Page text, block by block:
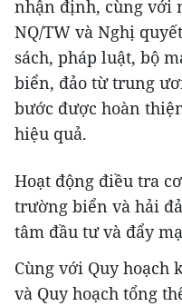
nhận định, cùng với
NQ/TW và Nghị
sách, pháp luật, bộ
biển, đảo từ trung
bước được hoàn
hiệu quả.
Hoạt động điều tra
trường biển và hải
tâm đầu tư và đẩy
Cùng với Quy hoạch
và Quy hoạch tổng